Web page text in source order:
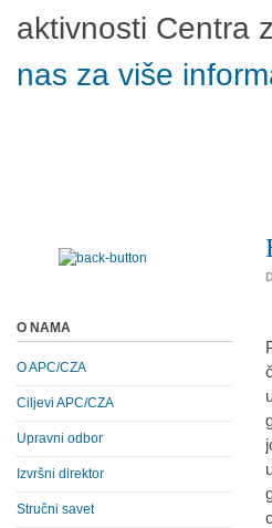
aktivnosti Centra
nas za više
O NAMA
O APC/CZA
Ciljevi APC/CZA
Upravni odbor
Izvršni direktor
Stručni savet